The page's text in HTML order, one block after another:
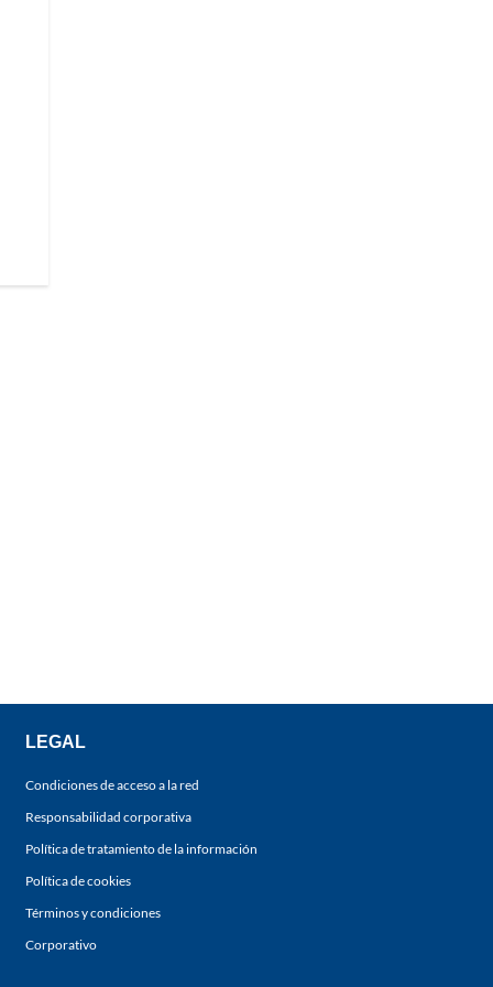
LEGAL
Condiciones de acceso a la red
Responsabilidad corporativa
Política de tratamiento de la información
Política de cookies
Términos y condiciones
Corporativo